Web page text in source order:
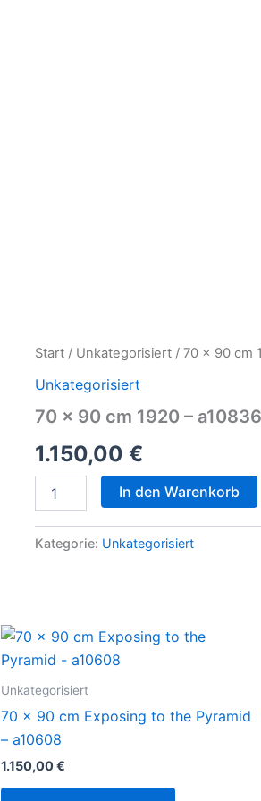
Start / Unkategorisiert / 70 x 90 cm
Unkategorisiert
70 x 90 cm 1920 – a10836
1.150,00 €
70
90
1920
a10836
Menge
In den Warenkorb
Kategorie: Unkategorisiert
Unkategorisiert
70 x 90 cm Exposing to the Pyramid
– a10608
1.150,00€